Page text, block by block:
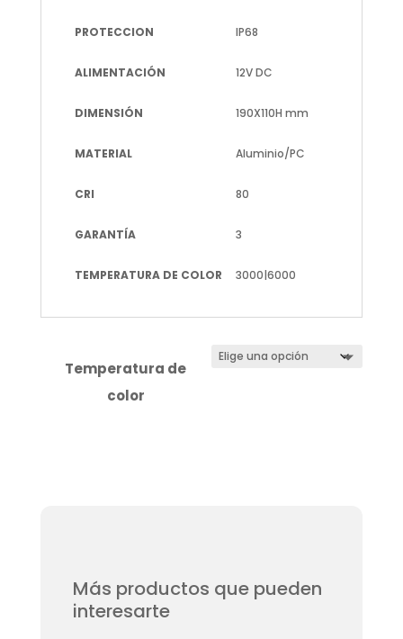
PROTECCION IP68
ALIMENTACIÓN 12V DC
DIMENSIÓN 190X110H mm
MATERIAL Aluminio/PC
CRI 80
GARANTÍA 3
TEMPERATURA DE COLOR 3000|6000
Temperatura de
color
Más productos que pueden
interesarte